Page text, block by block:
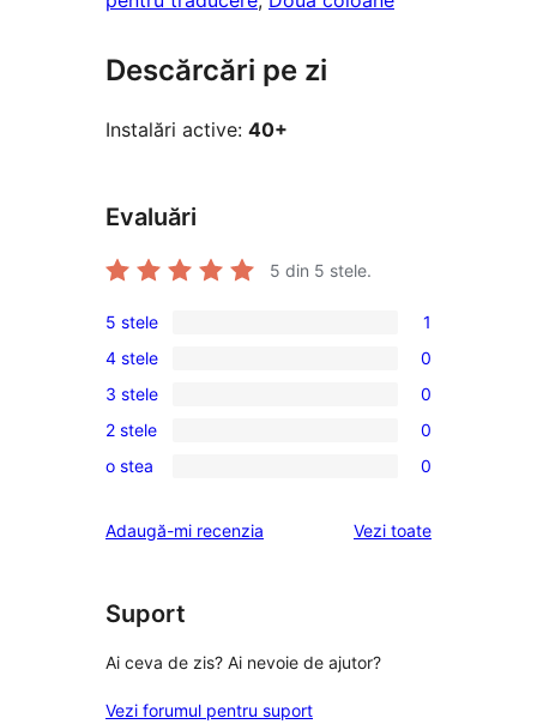
Descărcări pe zi
Instalări active: 40+
Evaluări
5 din 5 stele.
1
5
–
recenzie
(stele)
5 stele 1
0
4
–
recenzii
4 stele 0
0
3
–
(stele)
3 stele 0
0
2
recenzii
2 stele 0
0
–
(stele)
o stea 0
Adaugă-mi recenzia Vezi toaterecenziile
Suport
Ai ceva de zis? Ai nevoie de ajutor?
Vezi forumul pentru suport